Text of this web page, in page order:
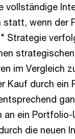
vollständige
statt, wenn der
Strategie
im Vergleich
Kauf durch ein
an ein Portfolio-
die neuen